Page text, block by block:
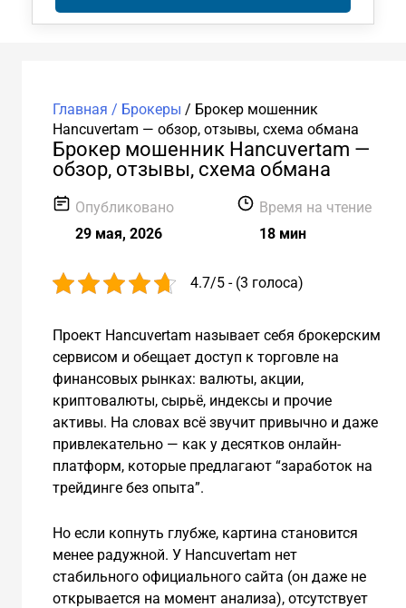
Главная / Брокеры / Брокер мошенник
Hancuvertam — обзор, отзывы, схема обмана
Брокер мошенник Hancuvertam —
обзор, отзывы, схема обмана
Опубликовано
29 мая, 2026
Время на чтение
18 мин
4.7/5 - (3 голоса)
Проект Hancuvertam называет себя брокерским
сервисом и обещает доступ к торговле на
финансовых рынках: валюты, акции,
криптовалюты, сырьё, индексы и прочие
активы. На словах всё звучит привычно и даже
привлекательно — как у десятков онлайн-
платформ, которые предлагают “заработок на
трейдинге без опыта”.
Но если копнуть глубже, картина становится
менее радужной. У Hancuvertam нет
стабильного официального сайта (он даже не
открывается на момент анализа), отсутствует